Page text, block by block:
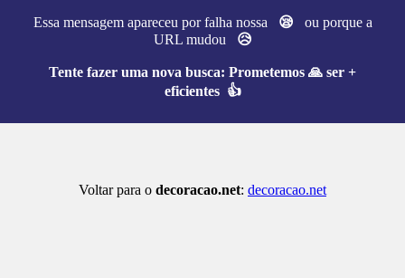
Essa mensagem apareceu por falha nossa 😪
ou porque a
URL mudou 😥
Tente fazer uma nova busca: Prometemos 🙏 ser +
eficientes 👍
Voltar para o decoracao.net: decoracao.net